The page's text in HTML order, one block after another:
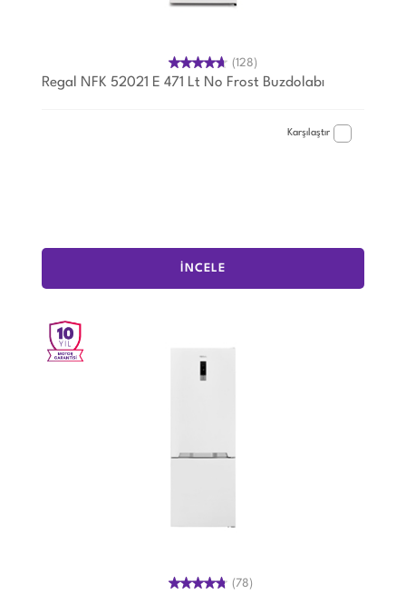
(128)
Regal NFK 52021 E 471 Lt No Frost Buzdolabı
Karşılaştır
İNCELE
(78)